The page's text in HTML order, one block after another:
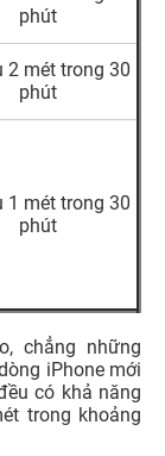
phút
2 mét trong 30
phút
1 mét trong 30
phút
chẳng những
iPhone mới
có khả năng
trong khoảng